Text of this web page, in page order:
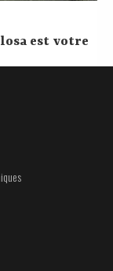
est votre